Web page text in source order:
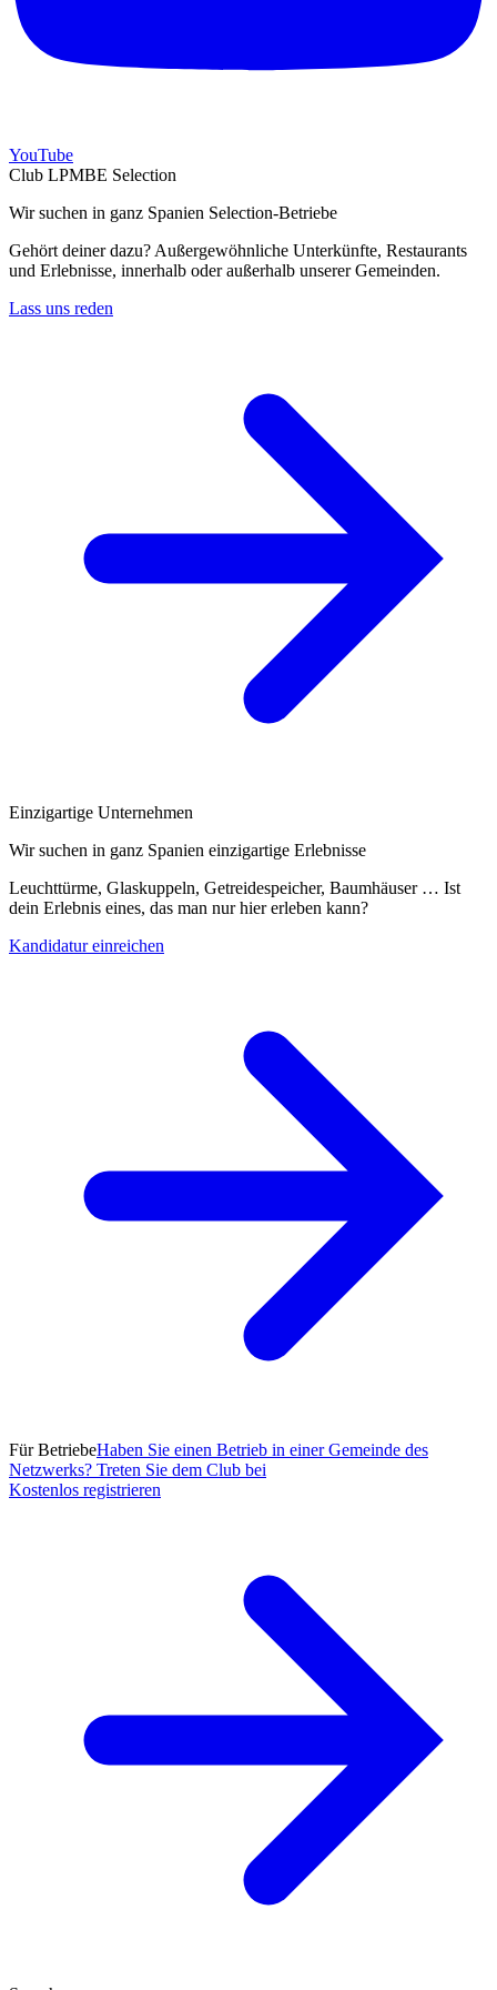
YouTube
Club LPMBE Selection
Wir suchen in ganz Spanien Selection-Betriebe
Gehört deiner dazu? Außergewöhnliche Unterkünfte, Restaurants
und Erlebnisse, innerhalb oder außerhalb unserer Gemeinden.
Lass uns reden
Einzigartige Unternehmen
Wir suchen in ganz Spanien einzigartige Erlebnisse
Leuchttürme, Glaskuppeln, Getreidespeicher, Baumhäuser … Ist
dein Erlebnis eines, das man nur hier erleben kann?
Kandidatur einreichen
Für BetriebeHaben Sie einen Betrieb in einer Gemeinde des
Netzwerks? Treten Sie dem Club bei
Kostenlos registrieren